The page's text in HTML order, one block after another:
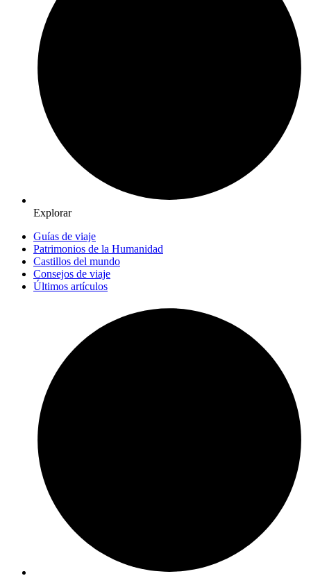
Explorar
Guías de viaje
Patrimonios de la Humanidad
Castillos del mundo
Consejos de viaje
Últimos artículos